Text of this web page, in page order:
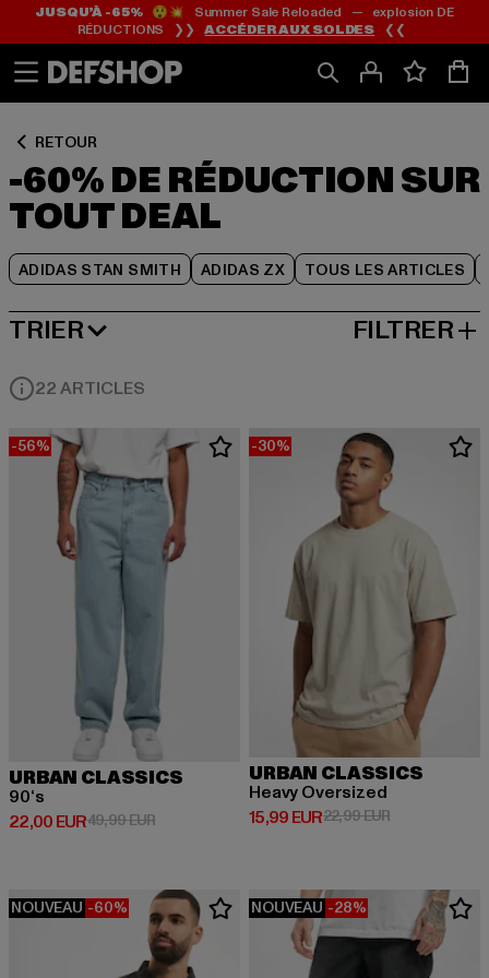
Passer
au
Passer
au
de
JUSQU’À -65%😲💥 Summer Sale Reloaded — explosion DE
RÉDUCTIONS ❯❯ACCÉDER AUX SOLDES ❮❮
RETOUR
-60% DE RÉDUCTION SUR
TOUT DEAL
ADIDAS STAN SMITH ADIDAS ZX TOUS LES ARTICLES
Passer
au
de
TRIER
MEILLEURES VENTES FILTRER
22 ARTICLES
-56%
URBAN CLASSICS
90‘s
22,00 EUR
Prix courant: 22,00 EUR
49,99 EURPrix en promotion: 49,99 EUR
-30%
URBAN CLASSICS
Heavy Oversized
15,99 EUR
Prix courant: 15,99 EUR
22,99 EURPrix en
NOUVEAU -60% NOUVEAU -28%